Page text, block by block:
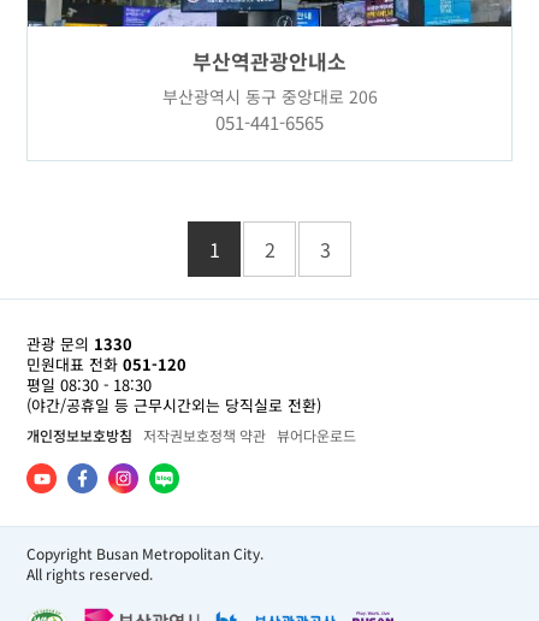
부산역관광안내소
부산광역시 동구 중앙대로 206
051-441-6565
1 2 3
관광 문의 1330
민원대표 전화 051-120
평일 08:30 - 18:30
(야간/공휴일 등 근무시간외는 당직실로 전환)
개인정보보호방침 저작권보호정책 약관 뷰어다운로드
Copyright Busan Metropolitan City.
All rights reserved.